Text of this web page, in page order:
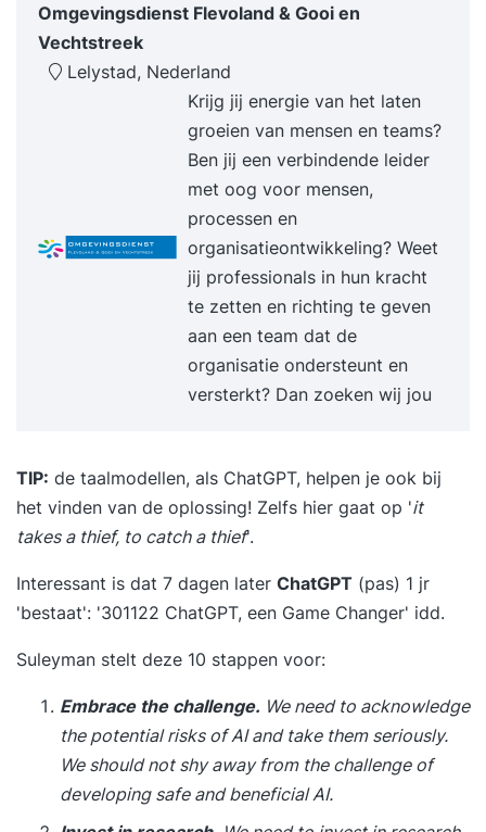
Omgevingsdienst Flevoland & Gooi en
Vechtstreek
Lelystad, Nederland
Krijg jij energie van het laten
groeien van mensen en teams?
Ben jij een verbindende leider
met oog voor mensen,
processen en
organisatieontwikkeling? Weet
jij professionals in hun kracht
te zetten en richting te geven
aan een team dat de
organisatie ondersteunt en
versterkt? Dan zoeken wij jou
TIP: de taalmodellen, als ChatGPT, helpen je ook bij
het vinden van de oplossing! Zelfs hier gaat op 'it
takes a thief, to catch a thief'.
Interessant is dat 7 dagen later ChatGPT (pas) 1 jr
'bestaat': '301122 ChatGPT, een Game Changer' idd.
Suleyman stelt deze 10 stappen voor:
Embrace the challenge. We need to acknowledge
the potential risks of AI and take them seriously.
We should not shy away from the challenge of
developing safe and beneficial AI.